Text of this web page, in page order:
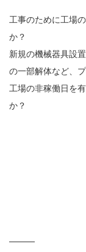
工事のために工場
か？
新規の機械器具設
の一部解体など、
工場の非稼働日を
か？